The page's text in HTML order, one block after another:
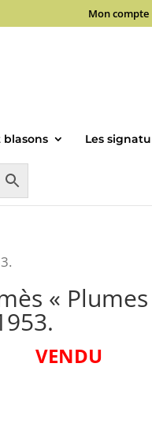
Mon compte
blasons Les
«
VENDU